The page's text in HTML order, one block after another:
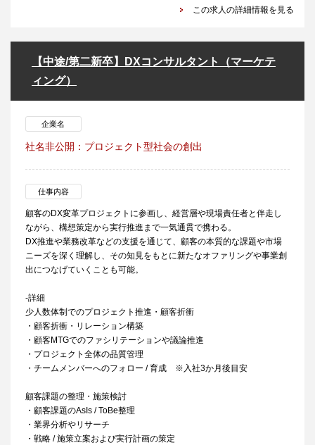
この求人の詳細情報を見る
【中途/第二新卒】DXコンサルタント（マーケテ
ィング）
企業名
社名非公開：プロジェクト型社会の創出
仕事内容
顧客のDX変革プロジェクトに参画し、経営層や現場責任者と伴走し
ながら、構想策定から実行推進まで一気通貫で携わる。
DX推進や業務改革などの支援を通じて、顧客の本質的な課題や市場
ニーズを深く理解し、その知見をもとに新たなオファリングや事業創
出につなげていくことも可能。
-詳細
少人数体制でのプロジェクト推進・顧客折衝
・顧客折衝・リレーション構築
・顧客MTGでのファシリテーションや議論推進
・プロジェクト全体の品質管理
・チームメンバーへのフォロー / 育成 ※入社3か月後目安
顧客課題の整理・施策検討
・顧客課題のAsIs / ToBe整理
・業界分析やリサーチ
・戦略 / 施策立案および実行計画の策定